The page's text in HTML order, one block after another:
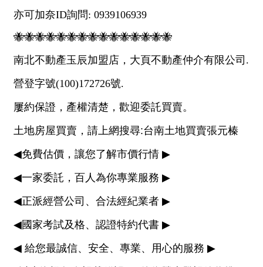
屏東縣
金門連江
樓層
不拘
地下室
3樓 4樓
5~10樓 11~20樓
~